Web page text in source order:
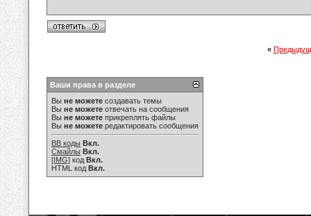
«
Ваши права в разделе
Вы не можете создавать темы
Вы не можете отвечать на сообщения
Вы не можете прикреплять файлы
Вы не можете редактировать сообщения
BB коды Вкл.
Смайлы Вкл.
[IMG] код Вкл.
HTML код Вкл.